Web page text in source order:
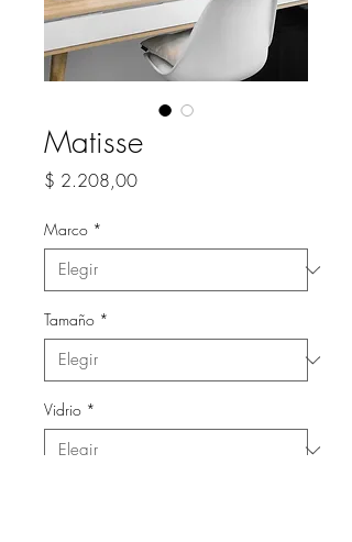
Matisse
$ 2.208,00Precio
Marco *
Tamaño *
Vidrio *